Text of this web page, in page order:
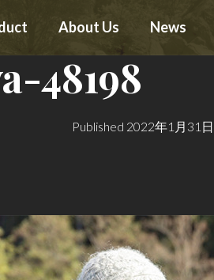
About Us News
48198
Published 2022年1月31日